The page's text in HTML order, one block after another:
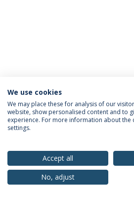
Política de Privacidade
Direitos do Titular
© 2026 Universidade
We use cookies
We may place these for analysis of our
website, show personalised content and to
experience. For more information about the
settings.
Accept all
No, adjust